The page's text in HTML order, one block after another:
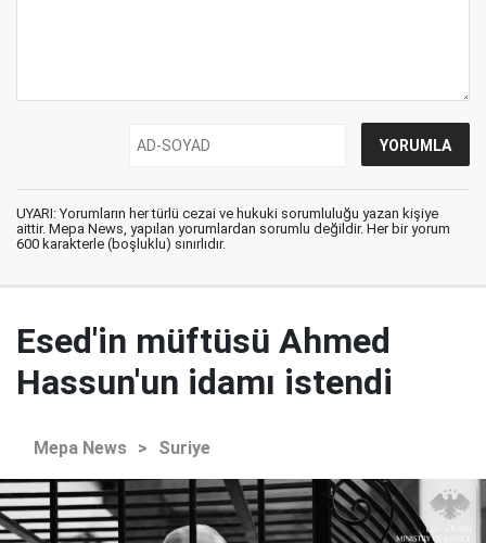
UYARI: Yorumların her türlü cezai ve hukuki sorumluluğu yazan kişiye
aittir. Mepa News, yapılan yorumlardan sorumlu değildir. Her bir yorum
600 karakterle (boşluklu) sınırlıdır.
Esed'in müftüsü Ahmed
Hassun'un idamı istendi
Mepa News > Suriye